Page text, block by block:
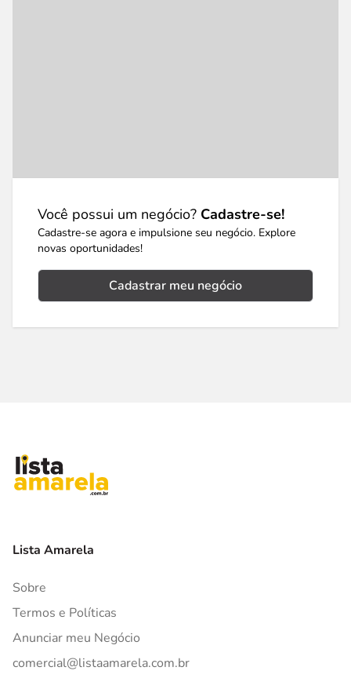
Você possui um negócio? Cadastre-se!
Cadastre-se agora e impulsione seu negócio. Explore
novas oportunidades!
Cadastrar meu negócio
Lista Amarela
Sobre
Termos e Políticas
Anunciar meu Negócio
comercial@listaamarela.com.br